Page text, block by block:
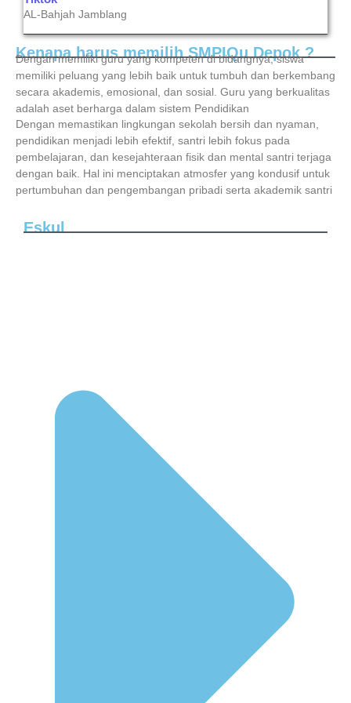
AL-Bahjah Jamblang
Kenapa harus memilih SMPIQu Depok ?
Dengan memiliki guru yang kompeten di bidangnya, siswa
memiliki peluang yang lebih baik untuk tumbuh dan berkembang
secara akademis, emosional, dan sosial. Guru yang berkualitas
adalah aset berharga dalam sistem Pendidikan
Dengan memastikan lingkungan sekolah bersih dan nyaman,
pendidikan menjadi lebih efektif, santri lebih fokus pada
pembelajaran, dan kesejahteraan fisik dan mental santri terjaga
dengan baik. Hal ini menciptakan atmosfer yang kondusif untuk
pertumbuhan dan pengembangan pribadi serta akademik santri
Eskul